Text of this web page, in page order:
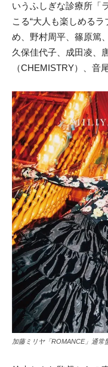
いうふしぎな診療所「
こる“大人も楽しめる
め、野村周平、篠原篤
久保佳代子、成田凌、
（CHEMISTRY）、音
加藤ミリヤ「ROMANCE」通常